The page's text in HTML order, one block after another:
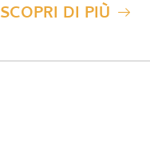
SCOPRI DI PIÙ